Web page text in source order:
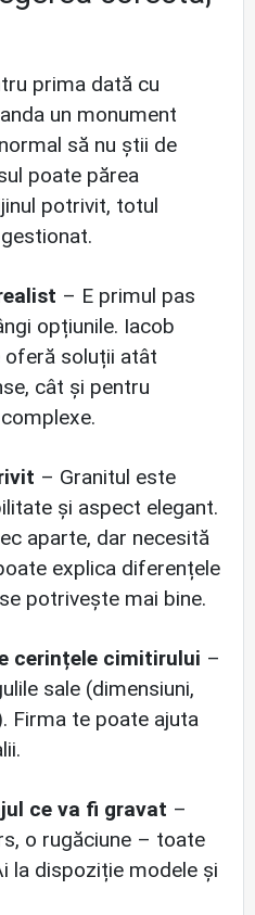
prima dată cu
un monument
să nu știi de
poate părea
potrivit, totul
– E primul pas
opțiunile. Iacob
oferă soluții atât
cât și pentru
complexe.
– Granitul este
și aspect elegant.
aparte, dar necesită
explica diferențele
potrivește mai bine.
cerințele cimitirului –
sale (dimensiuni,
Firma te poate ajuta
ce va fi gravat –
o rugăciune – toate
la dispoziție modele și